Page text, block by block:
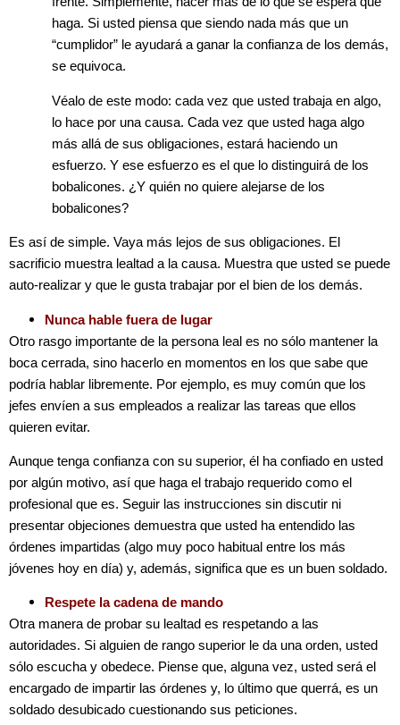
haga. Si usted piensa que siendo nada más que un
“cumplidor” le ayudará a ganar la confianza de los demás,
se equivoca.
Véalo de este modo: cada vez que usted trabaja en algo,
lo hace por una causa. Cada vez que usted haga algo
más allá de sus obligaciones, estará haciendo un
esfuerzo. Y ese esfuerzo es el que lo distinguirá de los
bobalicones. ¿Y quién no quiere alejarse de los
bobalicones?
Es así de simple. Vaya más lejos de sus obligaciones. El
sacrificio muestra lealtad a la causa. Muestra que usted se puede
auto-realizar y que le gusta trabajar por el bien de los demás.
Nunca hable fuera de lugar
Otro rasgo importante de la persona leal es no sólo mantener la
boca cerrada, sino hacerlo en momentos en los que sabe que
podría hablar libremente. Por ejemplo, es muy común que los
jefes envíen a sus empleados a realizar las tareas que ellos
quieren evitar.
Aunque tenga confianza con su superior, él ha confiado en usted
por algún motivo, así que haga el trabajo requerido como el
profesional que es. Seguir las instrucciones sin discutir ni
presentar objeciones demuestra que usted ha entendido las
órdenes impartidas (algo muy poco habitual entre los más
jóvenes hoy en día) y, además, significa que es un buen soldado.
Respete la cadena de mando
Otra manera de probar su lealtad es respetando a las
autoridades. Si alguien de rango superior le da una orden, usted
sólo escucha y obedece. Piense que, alguna vez, usted será el
encargado de impartir las órdenes y, lo último que querrá, es un
soldado desubicado cuestionando sus peticiones.